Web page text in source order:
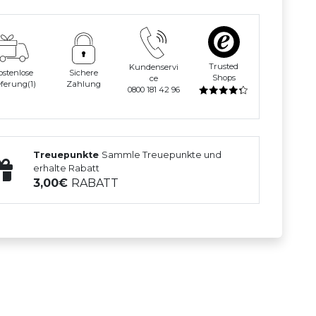
Sichere
Zahlung
Kundenservi
ce
0800 181 42 96
Trusted
Shops
Treuepunkte Sammle Treuepunkte und
erhalte Rabatt
3,00 RABATT